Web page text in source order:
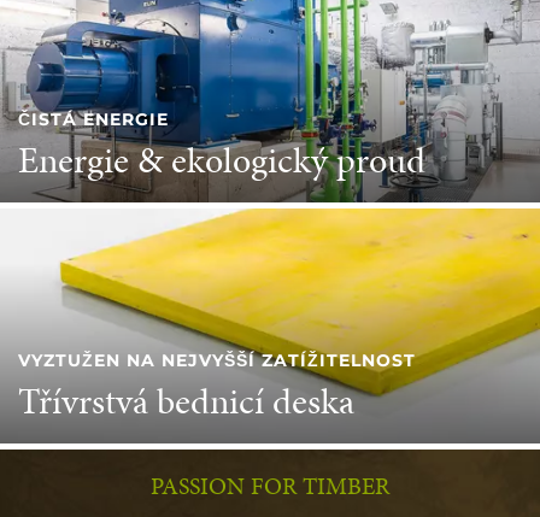
ČISTÁ ENERGIE
Energie & ekologický proud
VYZTUŽEN NA NEJVYŠŠÍ ZATÍŽITELNOST
Třívrstvá bednicí deska
PASSION FOR TIMBER